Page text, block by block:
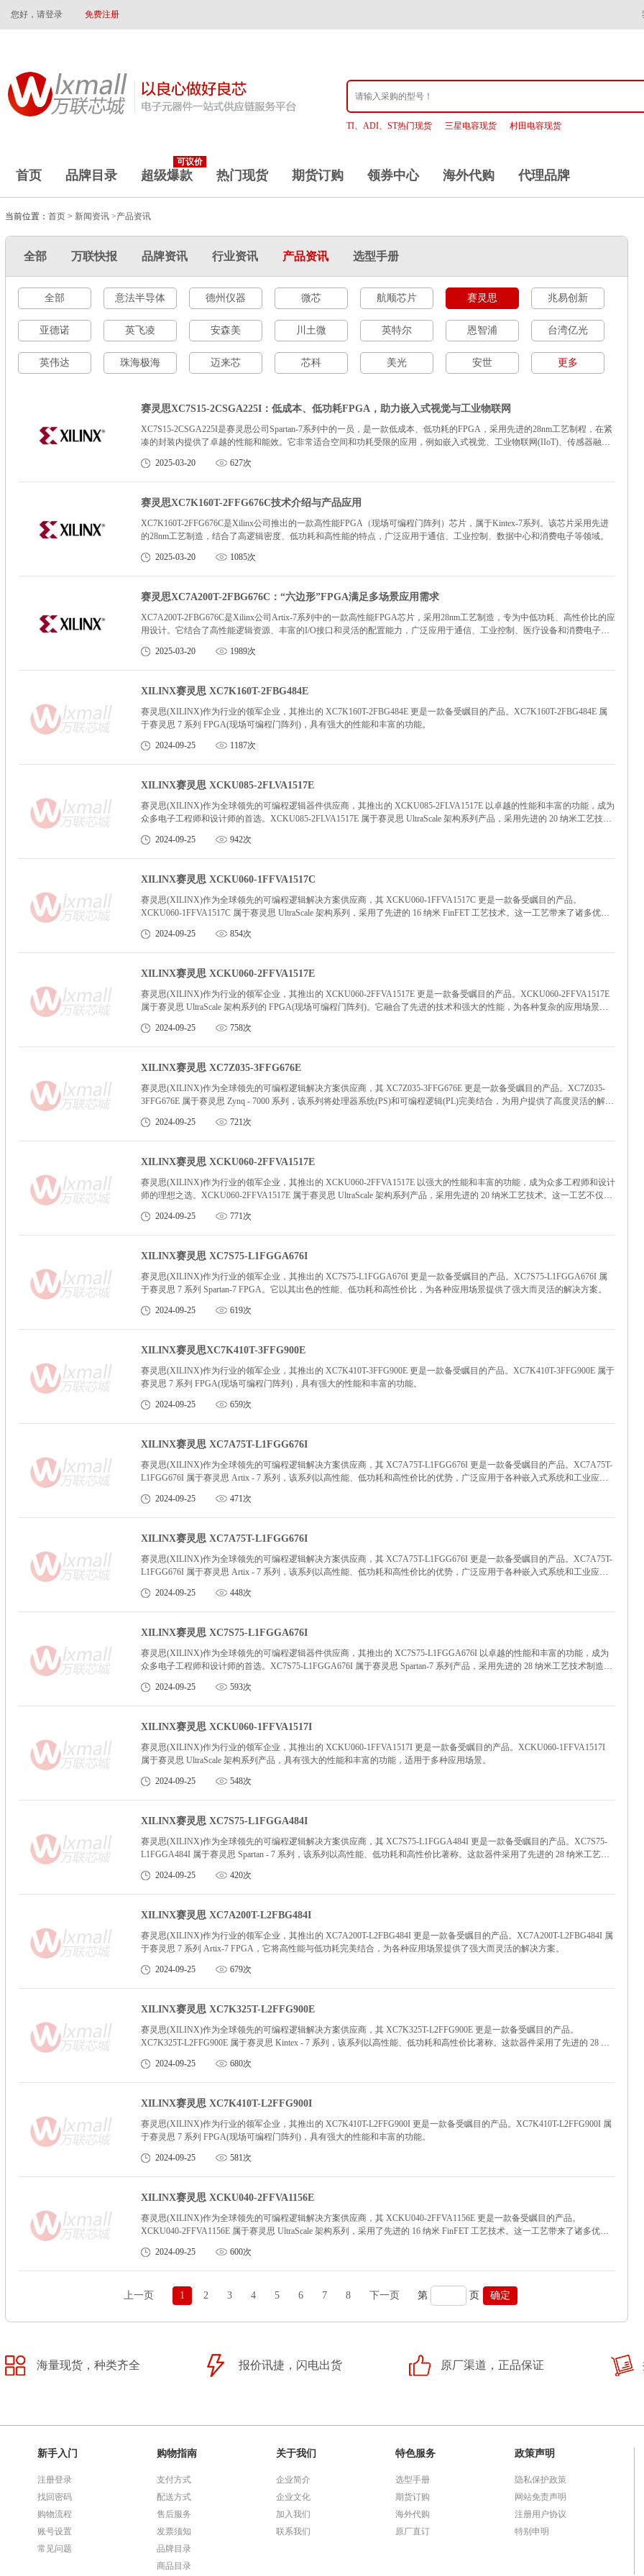
您好，请登录 免费注册
TI、ADI、ST热门现货 三星电容现货 村田电容现货
首页 品牌目录
可议价
超级爆款 热门现货 期货订购 领券中心 海外代购 代理品牌
当前位置： 首页 > 新闻资讯 >产品资讯
全部 万联快报 品牌资讯 行业资讯 产品资讯 选型手册
全部 意法半导体 德州仪器 微芯 航顺芯片 赛灵思 兆易创新
亚德诺 英飞凌 安森美 川土微 英特尔 恩智浦 台湾亿光
英伟达 珠海极海 迈来芯 芯科 美光 安世 更多
赛灵思XC7S15-2CSGA225I：低成本、低功耗FPGA，助力嵌入式视觉与工业物联网
XC7S15-2CSGA225I是赛灵思公司Spartan-7系列中的一员，是一款低成本、低功耗的FPGA，采用先进的28nm工艺制程，在紧
凑的封装内提供了卓越的性能和能效。它非常适合空间和功耗受限的应用，例如嵌入式视觉、工业物联网(IIoT)、传感器融合
2025-03-20 627次
赛灵思XC7K160T-2FFG676C技术介绍与产品应用
XC7K160T-2FFG676C是Xilinx公司推出的一款高性能FPGA（现场可编程门阵列）芯片，属于Kintex-7系列。该芯片采用先进
的28nm工艺制造，结合了高逻辑密度、低功耗和高性能的特点，广泛应用于通信、工业控制、数据中心和消费电子等领域。
2025-03-20 1085次
赛灵思XC7A200T-2FBG676C：“六边形”FPGA满足多场景应用需求
XC7A200T-2FBG676C是Xilinx公司Artix-7系列中的一款高性能FPGA芯片，采用28nm工艺制造，专为中低功耗、高性价比的应
用设计。它结合了高性能逻辑资源、丰富的I/O接口和灵活的配置能力，广泛应用于通信、工业控制、医疗设备和消费电子等
2025-03-20 1989次
XILINX赛灵思 XC7K160T-2FBG484E
赛灵思(XILINX)作为行业的领军企业，其推出的 XC7K160T-2FBG484E 更是一款备受瞩目的产品。XC7K160T-2FBG484E 属
于赛灵思 7 系列 FPGA(现场可编程门阵列)，具有强大的性能和丰富的功能。
2024-09-25 1187次
XILINX赛灵思 XCKU085-2FLVA1517E
赛灵思(XILINX)作为全球领先的可编程逻辑器件供应商，其推出的 XCKU085-2FLVA1517E 以卓越的性能和丰富的功能，成为
众多电子工程师和设计师的首选。XCKU085-2FLVA1517E 属于赛灵思 UltraScale 架构系列产品，采用先进的 20 纳米工艺技术
2024-09-25 942次
XILINX赛灵思 XCKU060-1FFVA1517C
赛灵思(XILINX)作为全球领先的可编程逻辑解决方案供应商，其 XCKU060-1FFVA1517C 更是一款备受瞩目的产品。
XCKU060-1FFVA1517C 属于赛灵思 UltraScale 架构系列，采用了先进的 16 纳米 FinFET 工艺技术。这一工艺带来了诸多优
2024-09-25 854次
XILINX赛灵思 XCKU060-2FFVA1517E
赛灵思(XILINX)作为行业的领军企业，其推出的 XCKU060-2FFVA1517E 更是一款备受瞩目的产品。XCKU060-2FFVA1517E
属于赛灵思 UltraScale 架构系列的 FPGA(现场可编程门阵列)。它融合了先进的技术和强大的性能，为各种复杂的应用场景提
2024-09-25 758次
XILINX赛灵思 XC7Z035-3FFG676E
赛灵思(XILINX)作为全球领先的可编程逻辑解决方案供应商，其 XC7Z035-3FFG676E 更是一款备受瞩目的产品。XC7Z035-
3FFG676E 属于赛灵思 Zynq - 7000 系列，该系列将处理器系统(PS)和可编程逻辑(PL)完美结合，为用户提供了高度灵活的解决
2024-09-25 721次
XILINX赛灵思 XCKU060-2FFVA1517E
赛灵思(XILINX)作为行业的领军企业，其推出的 XCKU060-2FFVA1517E 以强大的性能和丰富的功能，成为众多工程师和设计
师的理想之选。XCKU060-2FFVA1517E 属于赛灵思 UltraScale 架构系列产品，采用先进的 20 纳米工艺技术。这一工艺不仅带
2024-09-25 771次
XILINX赛灵思 XC7S75-L1FGGA676I
赛灵思(XILINX)作为行业的领军企业，其推出的 XC7S75-L1FGGA676I 更是一款备受瞩目的产品。XC7S75-L1FGGA676I 属
于赛灵思 7 系列 Spartan-7 FPGA。它以其出色的性能、低功耗和高性价比，为各种应用场景提供了强大而灵活的解决方案。
2024-09-25 619次
XILINX赛灵思XC7K410T-3FFG900E
赛灵思(XILINX)作为行业的领军企业，其推出的 XC7K410T-3FFG900E 更是一款备受瞩目的产品。XC7K410T-3FFG900E 属于
赛灵思 7 系列 FPGA(现场可编程门阵列)，具有强大的性能和丰富的功能。
2024-09-25 659次
XILINX赛灵思 XC7A75T-L1FGG676I
赛灵思(XILINX)作为全球领先的可编程逻辑解决方案供应商，其 XC7A75T-L1FGG676I 更是一款备受瞩目的产品。XC7A75T-
L1FGG676I 属于赛灵思 Artix - 7 系列，该系列以高性能、低功耗和高性价比的优势，广泛应用于各种嵌入式系统和工业应用
2024-09-25 471次
XILINX赛灵思 XC7A75T-L1FGG676I
赛灵思(XILINX)作为全球领先的可编程逻辑解决方案供应商，其 XC7A75T-L1FGG676I 更是一款备受瞩目的产品。XC7A75T-
L1FGG676I 属于赛灵思 Artix - 7 系列，该系列以高性能、低功耗和高性价比的优势，广泛应用于各种嵌入式系统和工业应用
2024-09-25 448次
XILINX赛灵思 XC7S75-L1FGGA676I
赛灵思(XILINX)作为全球领先的可编程逻辑器件供应商，其推出的 XC7S75-L1FGGA676I 以卓越的性能和丰富的功能，成为
众多电子工程师和设计师的首选。XC7S75-L1FGGA676I 属于赛灵思 Spartan-7 系列产品，采用先进的 28 纳米工艺技术制造。
2024-09-25 593次
XILINX赛灵思 XCKU060-1FFVA1517I
赛灵思(XILINX)作为行业的领军企业，其推出的 XCKU060-1FFVA1517I 更是一款备受瞩目的产品。XCKU060-1FFVA1517I
属于赛灵思 UltraScale 架构系列产品，具有强大的性能和丰富的功能，适用于多种应用场景。
2024-09-25 548次
XILINX赛灵思 XC7S75-L1FGGA484I
赛灵思(XILINX)作为全球领先的可编程逻辑解决方案供应商，其 XC7S75-L1FGGA484I 更是一款备受瞩目的产品。XC7S75-
L1FGGA484I 属于赛灵思 Spartan - 7 系列，该系列以高性能、低功耗和高性价比著称。这款器件采用了先进的 28 纳米工艺技
2024-09-25 420次
XILINX赛灵思 XC7A200T-L2FBG484I
赛灵思(XILINX)作为行业的领军企业，其推出的 XC7A200T-L2FBG484I 更是一款备受瞩目的产品。XC7A200T-L2FBG484I 属
于赛灵思 7 系列 Artix-7 FPGA，它将高性能与低功耗完美结合，为各种应用场景提供了强大而灵活的解决方案。
2024-09-25 679次
XILINX赛灵思 XC7K325T-L2FFG900E
赛灵思(XILINX)作为全球领先的可编程逻辑解决方案供应商，其 XC7K325T-L2FFG900E 更是一款备受瞩目的产品。
XC7K325T-L2FFG900E 属于赛灵思 Kintex - 7 系列，该系列以高性能、低功耗和高性价比著称。这款器件采用了先进的 28 纳
2024-09-25 680次
XILINX赛灵思 XC7K410T-L2FFG900I
赛灵思(XILINX)作为行业的领军企业，其推出的 XC7K410T-L2FFG900I 更是一款备受瞩目的产品。XC7K410T-L2FFG900I 属
于赛灵思 7 系列 FPGA(现场可编程门阵列)，具有强大的性能和丰富的功能。
2024-09-25 581次
XILINX赛灵思 XCKU040-2FFVA1156E
赛灵思(XILINX)作为全球领先的可编程逻辑解决方案供应商，其 XCKU040-2FFVA1156E 更是一款备受瞩目的产品。
XCKU040-2FFVA1156E 属于赛灵思 UltraScale 架构系列，采用了先进的 16 纳米 FinFET 工艺技术。这一工艺带来了诸多优
2024-09-25 600次
上一页 1 2 3 4 5 6 7 8 下一页 第 页 确定
海量现货，种类齐全 报价讯捷，闪电出货 原厂渠道，正品保证
新手入门
注册登录
找回密码
购物流程
账号设置
常见问题
购物指南
支付方式
配送方式
售后服务
发票须知
品牌目录
商品目录
关于我们
企业简介
企业文化
加入我们
联系我们
特色服务
选型手册
期货订购
海外代购
原厂直订
政策声明
隐私保护政策
网站免责声明
注册用户协议
特别申明